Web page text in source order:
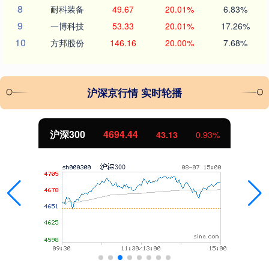
8 耐科装备 49.67 20.01% 6.83%
9 一博科技 53.33 20.01% 17.26%
10 方邦股份 146.16 20.00% 7.68%
沪深京行情 实时轮播
沪深300 4694.44 43.13 0.93%